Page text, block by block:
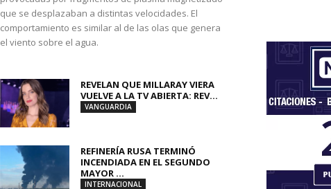
que se desplazaban a distintas velocidades. El
comportamiento es similar al de las olas que genera
el viento sobre el agua.
REVELAN QUE MILLARAY VIERA
VUELVE A LA TV ABIERTA: REV...
VANGUARDIA
REFINERÍA RUSA TERMINÓ
INCENDIADA EN EL SEGUNDO
MAYOR ...
INTERNACIONAL